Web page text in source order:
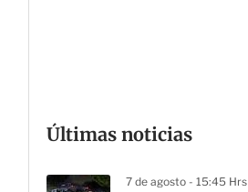
Últimas noticias
7 de agosto - 15:45 Hrs